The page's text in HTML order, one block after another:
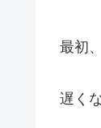
最初
遅く